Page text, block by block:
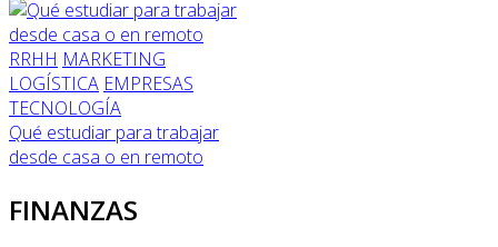
RRHH MARKETING
LOGÍSTICA EMPRESAS
TECNOLOGÍA
Qué estudiar para trabajar
desde casa o en remoto
FINANZAS